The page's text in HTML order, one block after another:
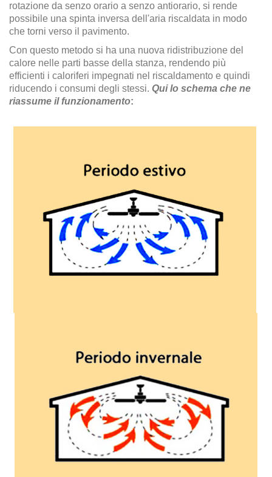
rotazione da senzo orario a senzo antiorario, si rende
possibile una spinta inversa dell'aria riscaldata in modo
che torni verso il pavimento.
Con questo metodo si ha una nuova ridistribuzione del
calore nelle parti basse della stanza, rendendo più
efficienti i caloriferi impegnati nel riscaldamento e quindi
riducendo i consumi degli stessi. Qui lo schema che ne
riassume il funzionamento: